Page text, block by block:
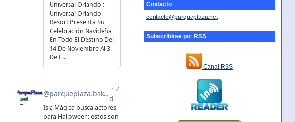
Contacto
contacto@parqueplaza.net
Subscribirse por RSS
Canal RSS